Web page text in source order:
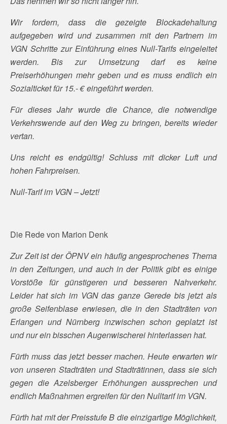
Wir fordern, dass die gezeigte Blockadehaltung
aufgegeben wird und zusammen mit den Partnern im
VGN Schritte zur Einführung eines Null-Tarifs eingeleitet
werden. Bis zur Umsetzung darf es keine
Preiserhöhungen mehr geben und es muss endlich ein
Sozialticket für 15.- € eingeführt werden.
Für dieses Jahr wurde die Chance, die notwendige
Verkehrswende auf den Weg zu bringen, bereits wieder
vertan.
Uns reicht es endgültig! Schluss mit dicker Luft und
hohen Fahrpreisen.
Null-Tarif im VGN – Jetzt!
Die Rede von Marion Denk
Zur Zeit ist der ÖPNV ein häufig angesprochenes Thema
in den Zeitungen, und auch in der Politik gibt es einige
Vorstöße für günstigeren und besseren Nahverkehr.
Leider hat sich im VGN das ganze Gerede bis jetzt als
große Seifenblase erwiesen, die in den Stadträten von
Erlangen und Nürnberg inzwischen schon geplatzt ist
und nur ein bisschen Augenwischerei hinterlassen hat.
Fürth muss das jetzt besser machen. Heute erwarten wir
von unseren Stadträten und Stadträtinnen, dass sie sich
gegen die Azelsberger Erhöhungen aussprechen und
endlich Maßnahmen ergreifen für den Nulltarif im VGN.
Fürth hat mit der Preisstufe B die einzigartige Möglichkeit,